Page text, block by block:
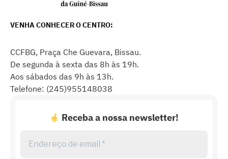
VENHA CONHECER O CENTRO:
CCFBG, Praça Che Guevara, Bissau.
De segunda à sexta das 8h às 19h.
Aos sábados das 9h às 13h.
Telefone: (245)955148038
Receba a nossa newsletter!
de